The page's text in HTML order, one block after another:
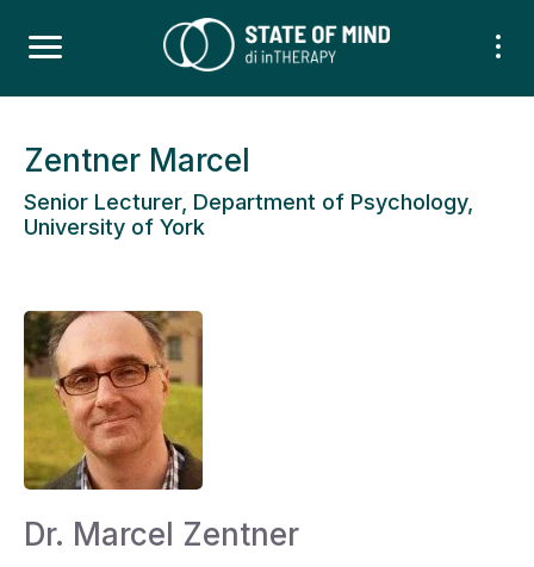
Zentner Marcel
Senior Lecturer, Department of Psychology,
University of York
Dr. Marcel Zentner